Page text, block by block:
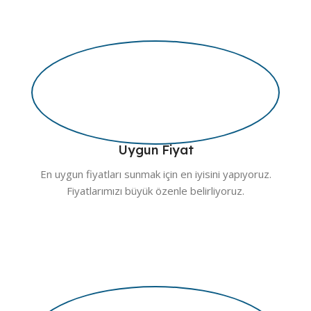
Uygun Fiyat
En uygun fiyatları sunmak için en iyisini yapıyoruz.
Fiyatlarımızı büyük özenle belirliyoruz.